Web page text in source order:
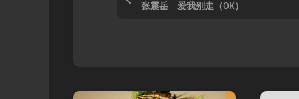
张震岳 – 爱我别走（OK）